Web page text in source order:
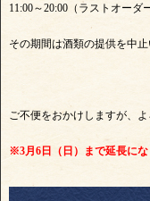
11:00～20:00（ラストオーダ
その期間は酒類の提供を中止
ご不便をおかけしますが、
※3月6日（日）まで延長にな